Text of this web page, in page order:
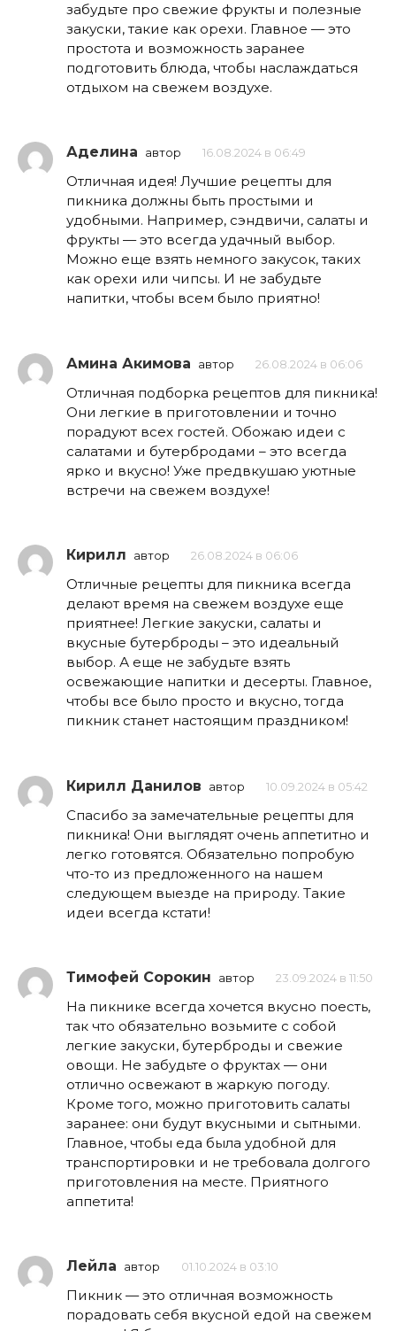
забудьте про свежие фрукты и полезные
закуски, такие как орехи. Главное — это
простота и возможность заранее
подготовить блюда, чтобы наслаждаться
отдыхом на свежем воздухе.
Аделина автор 16.08.2024 в 06:49
Отличная идея! Лучшие рецепты для
пикника должны быть простыми и
удобными. Например, сэндвичи, салаты и
фрукты — это всегда удачный выбор.
Можно еще взять немного закусок, таких
как орехи или чипсы. И не забудьте
напитки, чтобы всем было приятно!
Амина Акимова автор 26.08.2024 в 06:06
Отличная подборка рецептов для пикника!
Они легкие в приготовлении и точно
порадуют всех гостей. Обожаю идеи с
салатами и бутербродами – это всегда
ярко и вкусно! Уже предвкушаю уютные
встречи на свежем воздухе!
Кирилл автор 26.08.2024 в 06:06
Отличные рецепты для пикника всегда
делают время на свежем воздухе еще
приятнее! Легкие закуски, салаты и
вкусные бутерброды – это идеальный
выбор. А еще не забудьте взять
освежающие напитки и десерты. Главное,
чтобы все было просто и вкусно, тогда
пикник станет настоящим праздником!
Кирилл Данилов автор 10.09.2024 в 05:42
Спасибо за замечательные рецепты для
пикника! Они выглядят очень аппетитно и
легко готовятся. Обязательно попробую
что-то из предложенного на нашем
следующем выезде на природу. Такие
идеи всегда кстати!
Тимофей Сорокин автор 23.09.2024 в 11:50
На пикнике всегда хочется вкусно поесть,
так что обязательно возьмите с собой
легкие закуски, бутерброды и свежие
овощи. Не забудьте о фруктах — они
отлично освежают в жаркую погоду.
Кроме того, можно приготовить салаты
заранее: они будут вкусными и сытными.
Главное, чтобы еда была удобной для
транспортировки и не требовала долгого
приготовления на месте. Приятного
аппетита!
Лейла автор 01.10.2024 в 03:10
Пикник — это отличная возможность
порадовать себя вкусной едой на свежем